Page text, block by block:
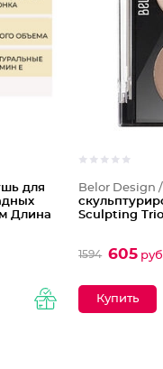
для
Длина
Belor Design
Sculpting
1594 605 руб